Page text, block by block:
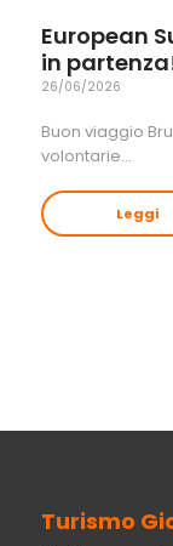
European
in
26/06/2026
Buon viaggio
volontarie…
Leggi
Turismo